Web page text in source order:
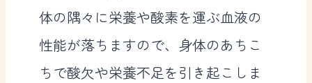
体の隅々に栄養や酸素を運ぶ血液の
性能が落ちますので、身体のあちこ
ちで酸欠や栄養不足を引き起こしま